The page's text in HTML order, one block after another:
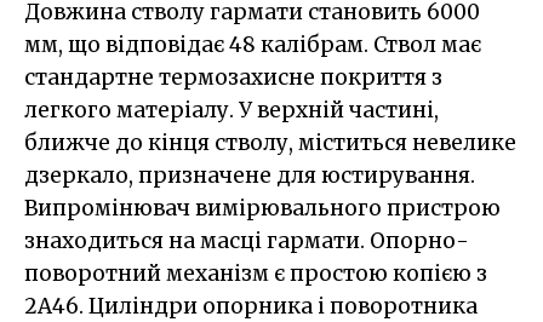
Довжина стволу гармати становить 6000
мм, що відповідає 48 калібрам. Ствол має
стандартне термозахисне покриття з
легкого матеріалу. У верхній частині,
ближче до кінця стволу, міститься невелике
дзеркало, призначене для юстирування.
Випромінювач вимірювального пристрою
знаходиться на масці гармати. Опорно-
поворотний механізм є простою копією з
2A46. Циліндри опорника і поворотника